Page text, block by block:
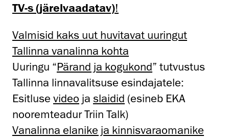
TV-s (järelvaadatav)!
Valmisid kaks uut huvitavat uuringut
Tallinna vanalinna kohta
Uuringu “Pärand ja kogukond” tutvustus
Tallinna linnavalitsuse esindajatele:
Esitluse video ja slaidid (esineb EKA
nooremteadur Triin Talk)
Vanalinna elanike ja kinnisvaraomanike